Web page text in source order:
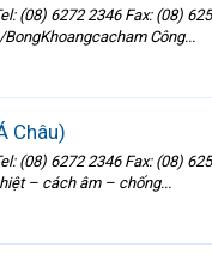
(08) 6272 2346 Fax: (08)
Công...
Châu)
(08) 6272 2346 Fax: (08)
– cách âm – chống...